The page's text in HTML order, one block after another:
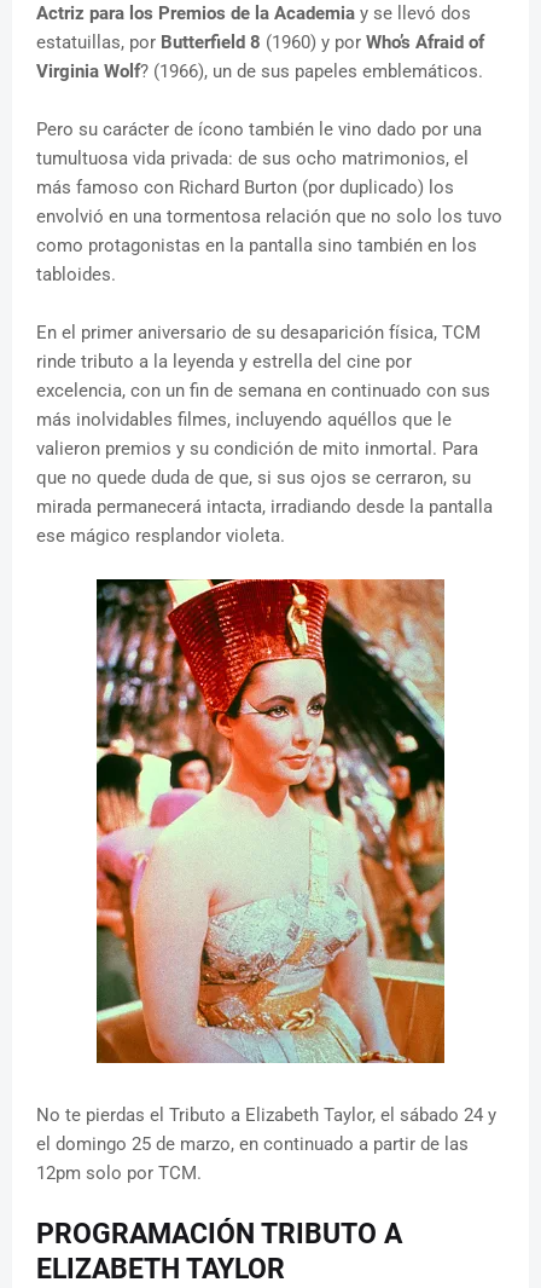
Actriz para los Premios de la Academia y se llevó dos
estatuillas, por Butterfield 8 (1960) y por Who’s Afraid of
Virginia Wolf? (1966), un de sus papeles emblemáticos.
Pero su carácter de ícono también le vino dado por una
tumultuosa vida privada: de sus ocho matrimonios, el
más famoso con Richard Burton (por duplicado) los
envolvió en una tormentosa relación que no solo los tuvo
como protagonistas en la pantalla sino también en los
tabloides.
En el primer aniversario de su desaparición física, TCM
rinde tributo a la leyenda y estrella del cine por
excelencia, con un fin de semana en continuado con sus
más inolvidables filmes, incluyendo aquéllos que le
valieron premios y su condición de mito inmortal. Para
que no quede duda de que, si sus ojos se cerraron, su
mirada permanecerá intacta, irradiando desde la pantalla
ese mágico resplandor violeta.
No te pierdas el Tributo a Elizabeth Taylor, el sábado 24 y
el domingo 25 de marzo, en continuado a partir de las
12pm solo por TCM.
PROGRAMACIÓN TRIBUTO A
ELIZABETH TAYLOR